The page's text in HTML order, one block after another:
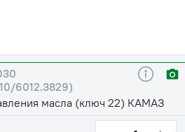
6012.3829)
масла (ключ 22) КАМАЗ